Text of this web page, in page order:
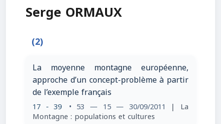
Serge ORMAUX
(2)
La moyenne montagne européenne,
approche d’un concept-problème à partir
de l’exemple français
17 - 39 • 53 — 15 — 30/09/2011 | La
Montagne : populations et cultures